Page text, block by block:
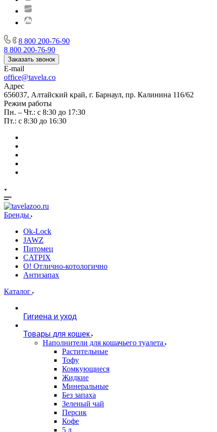
8 800 200-76-90
8 800 200-76-90
Заказать звонок
E-mail
office@tavela.co
Адрес
656037, Алтайский край, г. Барнаул, пр. Калинина 116/62
Режим работы
Пн. – Чт.: с 8:30 до 17:30
Пт.: с 8:30 до 16:30
Бренды
Ok-Lock
JAWZ
Питомец
CATPIX
О! Отлично-котологично
Антизапах
Каталог
Гигиена и уход
Товары для кошек
Наполнители для кошачьего туалета
Растительные
Тофу
Комкующиеся
Жидкие
Минеральные
Без запаха
Зеленый чай
Персик
Кофе
5 л